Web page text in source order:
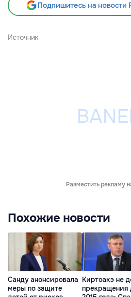
Подпишитесь на новости
Источник
Разместить рекламу
Похожие новости
Санду анонсировала
меры по защите
Киртоакэ не
прекращения